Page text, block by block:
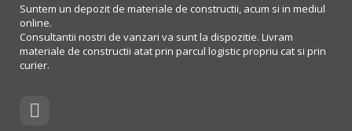
Suntem un depozit de materiale de constructii, acum si in mediul
online.
Consultantii nostri de vanzari va sunt la dispozitie. Livram
materiale de constructii atat prin parcul logistic propriu cat si prin
curier.